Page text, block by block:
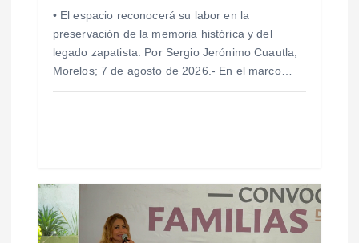
s
• El espacio reconocerá su labor en la
preservación de la memoria histórica y del
legado zapatista. Por Sergio Jerónimo Cuautla,
Morelos; 7 de agosto de 2026.- En el marco…